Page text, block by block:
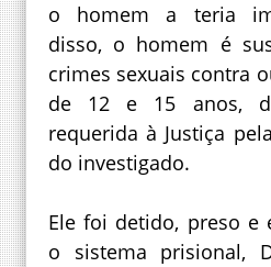
o homem a teria
disso, o homem é
crimes sexuais contra
de 12 e 15 anos,
requerida à Justiça
do investigado.
Ele foi detido, preso e
o sistema prisional,